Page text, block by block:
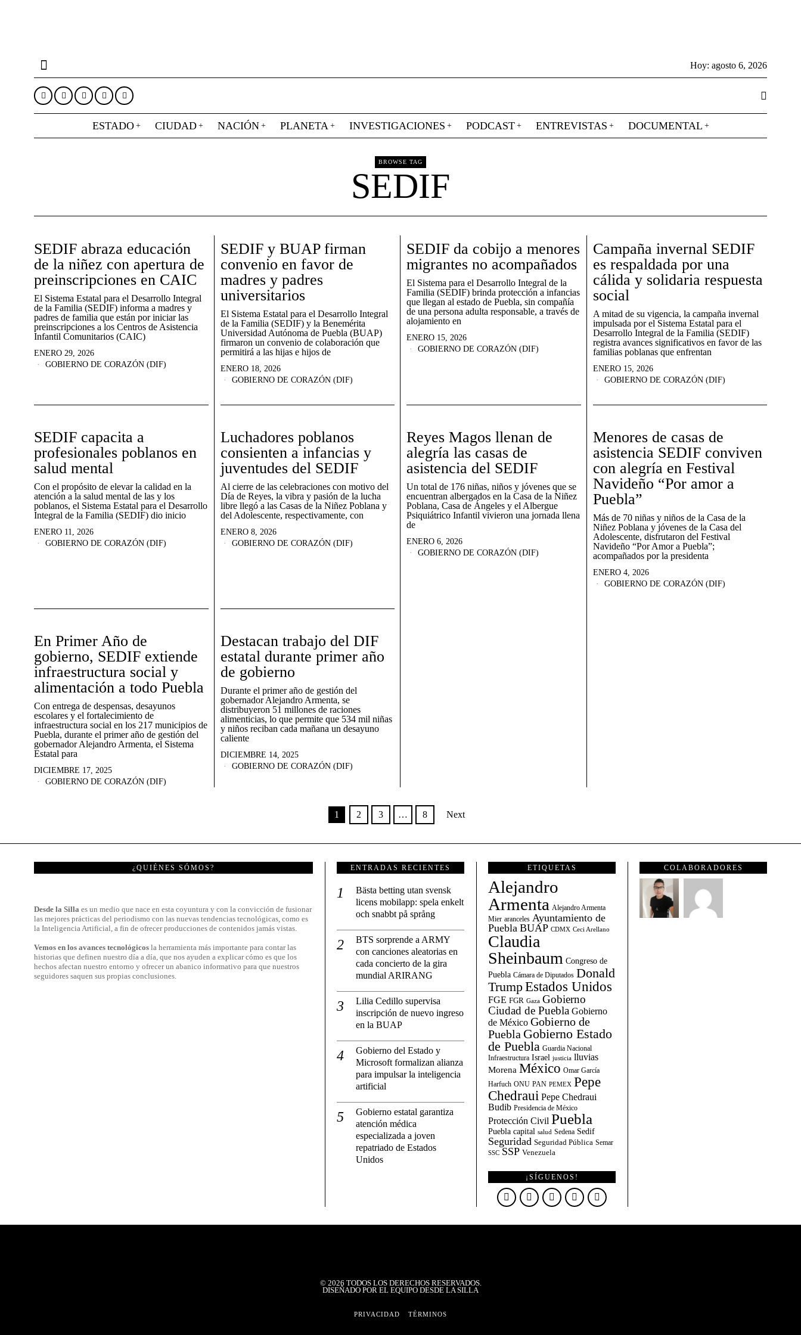
Hoy: agosto 6, 2026
ESTADO CIUDAD NACIÓN PLANETA INVESTIGACIONES PODCAST ENTREVISTAS DOCUMENTAL
BROWSE TAG
SEDIF
SEDIF abraza educación
de la niñez con apertura de
preinscripciones en CAIC
El Sistema Estatal para el Desarrollo Integral
de la Familia (SEDIF) informa a madres y
padres de familia que están por iniciar las
preinscripciones a los Centros de Asistencia
Infantil Comunitarios (CAIC)
ENERO 29, 2026
GOBIERNO DE CORAZÓN (DIF)
SEDIF y BUAP firman
convenio en favor de
madres y padres
universitarios
El Sistema Estatal para el Desarrollo Integral
de la Familia (SEDIF) y la Benemérita
Universidad Autónoma de Puebla (BUAP)
firmaron un convenio de colaboración que
permitirá a las hijas e hijos de
ENERO 18, 2026
GOBIERNO DE CORAZÓN (DIF)
SEDIF da cobijo a menores
migrantes no acompañados
El Sistema para el Desarrollo Integral de la
Familia (SEDIF) brinda protección a infancias
que llegan al estado de Puebla, sin compañía
de una persona adulta responsable, a través de
alojamiento en
ENERO 15, 2026
GOBIERNO DE CORAZÓN (DIF)
Campaña invernal SEDIF
es respaldada por una
cálida y solidaria respuesta
social
A mitad de su vigencia, la campaña invernal
impulsada por el Sistema Estatal para el
Desarrollo Integral de la Familia (SEDIF)
registra avances significativos en favor de las
familias poblanas que enfrentan
ENERO 15, 2026
GOBIERNO DE CORAZÓN (DIF)
SEDIF capacita a
profesionales poblanos en
salud mental
Con el propósito de elevar la calidad en la
atención a la salud mental de las y los
poblanos, el Sistema Estatal para el Desarrollo
Integral de la Familia (SEDIF) dio inicio
ENERO 11, 2026
GOBIERNO DE CORAZÓN (DIF)
Luchadores poblanos
consienten a infancias y
juventudes del SEDIF
Al cierre de las celebraciones con motivo del
Día de Reyes, la vibra y pasión de la lucha
libre llegó a las Casas de la Niñez Poblana y
del Adolescente, respectivamente, con
ENERO 8, 2026
GOBIERNO DE CORAZÓN (DIF)
Reyes Magos llenan de
alegría las casas de
asistencia del SEDIF
Un total de 176 niñas, niños y jóvenes que se
encuentran albergados en la Casa de la Niñez
Poblana, Casa de Ángeles y el Albergue
Psiquiátrico Infantil vivieron una jornada llena
de
ENERO 6, 2026
GOBIERNO DE CORAZÓN (DIF)
Menores de casas de
asistencia SEDIF conviven
con alegría en Festival
Navideño “Por amor a
Puebla”
Más de 70 niñas y niños de la Casa de la
Niñez Poblana y jóvenes de la Casa del
Adolescente, disfrutaron del Festival
Navideño “Por Amor a Puebla”;
acompañados por la presidenta
ENERO 4, 2026
GOBIERNO DE CORAZÓN (DIF)
En Primer Año de
gobierno, SEDIF extiende
infraestructura social y
alimentación a todo Puebla
Con entrega de despensas, desayunos
escolares y el fortalecimiento de
infraestructura social en los 217 municipios de
Puebla, durante el primer año de gestión del
gobernador Alejandro Armenta, el Sistema
Estatal para
DICIEMBRE 17, 2025
GOBIERNO DE CORAZÓN (DIF)
Destacan trabajo del DIF
estatal durante primer año
de gobierno
Durante el primer año de gestión del
gobernador Alejandro Armenta, se
distribuyeron 51 millones de raciones
alimenticias, lo que permite que 534 mil niñas
y niños reciban cada mañana un desayuno
caliente
DICIEMBRE 14, 2025
GOBIERNO DE CORAZÓN (DIF)
1 2 3 … 8 Next
¿QUIÉNES SÓMOS?
Desde la Silla es un medio que nace en esta coyuntura y con la convicción de fusionar
las mejores prácticas del periodismo con las nuevas tendencias tecnológicas, como es
la Inteligencia Artificial, a fin de ofrecer producciones de contenidos jamás vistas.
Vemos en los avances tecnológicos la herramienta más importante para contar las
historias que definen nuestro día a día, que nos ayuden a explicar cómo es que los
hechos afectan nuestro entorno y ofrecer un abanico informativo para que nuestros
seguidores saquen sus propias conclusiones.
ENTRADAS RECIENTES
Bästa betting utan svensk
licens mobilapp: spela enkelt
och snabbt på språng
BTS sorprende a ARMY
con canciones aleatorias en
cada concierto de la gira
mundial ARIRANG
Lilia Cedillo supervisa
inscripción de nuevo ingreso
en la BUAP
Gobierno del Estado y
Microsoft formalizan alianza
para impulsar la inteligencia
artificial
Gobierno estatal garantiza
atención médica
especializada a joven
repatriado de Estados
Unidos
ETIQUETAS
Alejandro
Armenta Alejandro Armenta
Mier aranceles Ayuntamiento de
Puebla BUAP CDMX Ceci Arellano
Claudia
Sheinbaum Congreso de
Puebla Cámara de Diputados Donald
TrumpEstados Unidos
FGE FGR Gaza Gobierno
Ciudad de Puebla Gobierno
de México Gobierno de
Puebla Gobierno Estado
de Puebla Guardia Nacional
Infraestructura Israel justicia lluvias
Morena México Omar García
Harfuch ONU PAN PEMEX Pepe
Chedraui Pepe Chedraui
Budib Presidencia de México
Protección Civil Puebla
Puebla capital salud Sedena Sedif
Seguridad Seguridad Pública Semar
SSC SSP Venezuela
¡SÍGUENOS!
COLABORADORES
© 2026 TODOS LOS DERECHOS RESERVADOS.
DISEÑADO POR EL EQUIPO DESDE LA SILLA
PRIVACIDAD TÉRMINOS